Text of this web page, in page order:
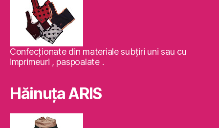
Confecţionate din materiale subţiri uni sau cu
imprimeuri , paspoalate .
Hăinuţa ARIS